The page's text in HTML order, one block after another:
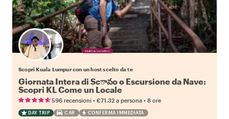
Scegli il tuo local preferito
Scopri Kuala Lumpur con un host scelto da te
Giornata Intera di Scావo o Escursione da Nave:
Scopri KL Come un Locale
596 recensioni • €71.32 a persona • 8 ore
DAY TRIP CAR CONFERMA IMMEDIATA